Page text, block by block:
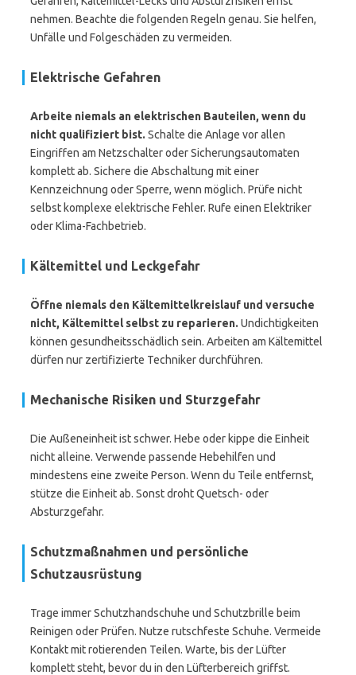
nehmen. Beachte die folgenden Regeln genau. Sie helfen,
Unfälle und Folgeschäden zu vermeiden.
Elektrische Gefahren
Arbeite niemals an elektrischen Bauteilen, wenn du
nicht qualifiziert bist. Schalte die Anlage vor allen
Eingriffen am Netzschalter oder Sicherungsautomaten
komplett ab. Sichere die Abschaltung mit einer
Kennzeichnung oder Sperre, wenn möglich. Prüfe nicht
selbst komplexe elektrische Fehler. Rufe einen Elektriker
oder Klima-Fachbetrieb.
Kältemittel und Leckgefahr
Öffne niemals den Kältemittelkreislauf und versuche
nicht, Kältemittel selbst zu reparieren. Undichtigkeiten
können gesundheitsschädlich sein. Arbeiten am Kältemittel
dürfen nur zertifizierte Techniker durchführen.
Mechanische Risiken und Sturzgefahr
Die Außeneinheit ist schwer. Hebe oder kippe die Einheit
nicht alleine. Verwende passende Hebehilfen und
mindestens eine zweite Person. Wenn du Teile entfernst,
stütze die Einheit ab. Sonst droht Quetsch- oder
Absturzgefahr.
Schutzmaßnahmen und persönliche
Schutzausrüstung
Trage immer Schutzhandschuhe und Schutzbrille beim
Reinigen oder Prüfen. Nutze rutschfeste Schuhe. Vermeide
Kontakt mit rotierenden Teilen. Warte, bis der Lüfter
komplett steht, bevor du in den Lüfterbereich griffst.